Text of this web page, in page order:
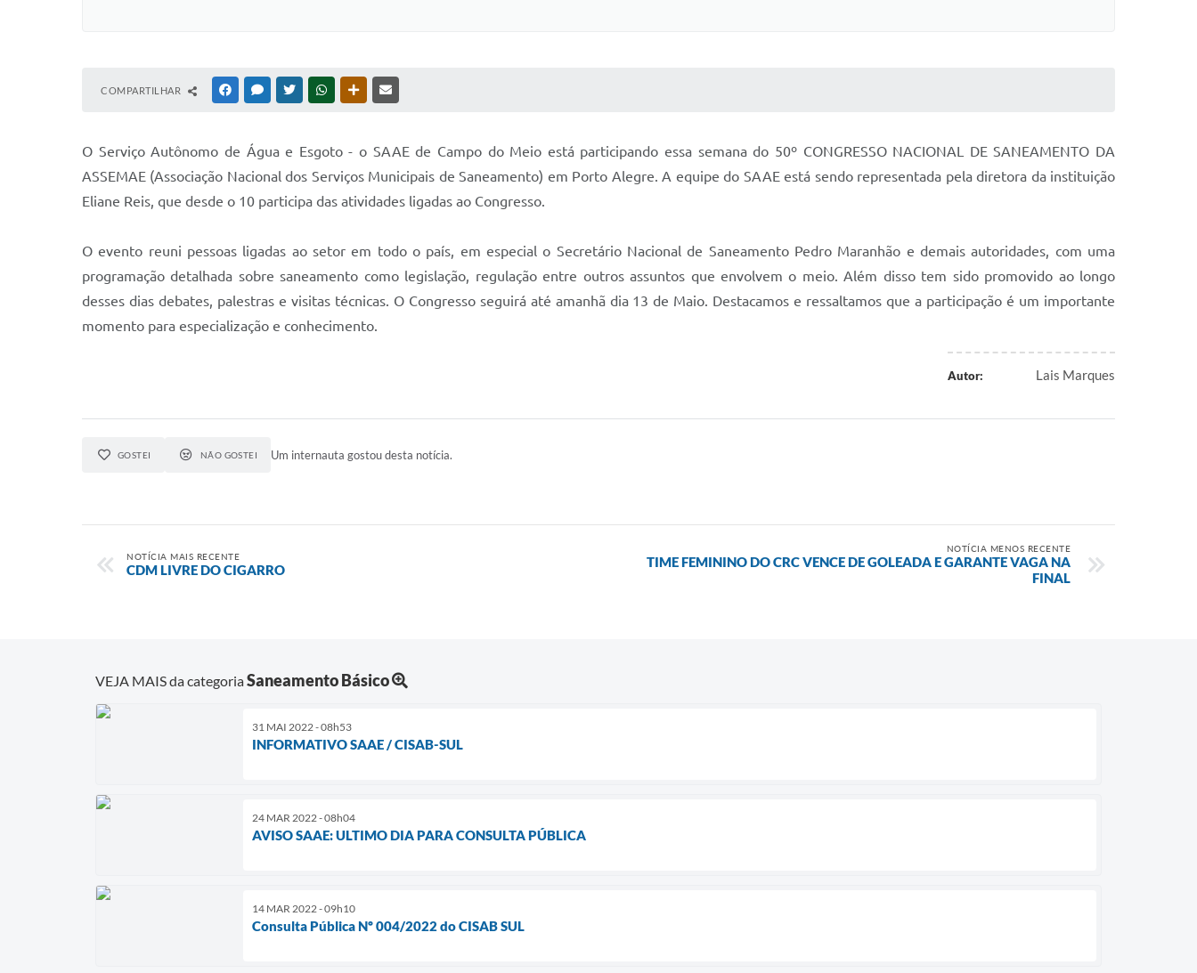
COMPARTILHAR FACEBOOKMESSENGER
TWITTERWHATSAPPOUTRAS MÍDIAS
O Serviço Autônomo de Água e Esgoto - o SAAE de Campo do Meio está participando essa semana do 50º CONGRESSO NACIONAL DE SANEAMENTO DA
ASSEMAE (Associação Nacional dos Serviços Municipais de Saneamento) em Porto Alegre. A equipe do SAAE está sendo representada pela diretora da instituição
Eliane Reis, que desde o 10 participa das atividades ligadas ao Congresso.
O evento reuni pessoas ligadas ao setor em todo o país, em especial o Secretário Nacional de Saneamento Pedro Maranhão e demais autoridades, com uma
programação detalhada sobre saneamento como legislação, regulação entre outros assuntos que envolvem o meio. Além disso tem sido promovido ao longo
desses dias debates, palestras e visitas técnicas. O Congresso seguirá até amanhã dia 13 de Maio. Destacamos e ressaltamos que a participação é um importante
momento para especialização e conhecimento.
Autor: Lais Marques
GOSTEI NÃO GOSTEI Um internauta gostou desta notícia.
NOTÍCIA MAIS RECENTE
CDM LIVRE DO CIGARRO
NOTÍCIA MENOS RECENTE
TIME FEMININO DO CRC VENCE DE GOLEADA E GARANTE VAGA NA
FINAL
VEJA MAIS da categoriaSaneamento Básico
31 MAI 2022 - 08h53
INFORMATIVO SAAE / CISAB-SUL
24 MAR 2022 - 08h04
AVISO SAAE: ULTIMO DIA PARA CONSULTA PÚBLICA
14 MAR 2022 - 09h10
Consulta Pública Nº 004/2022 do CISAB SUL